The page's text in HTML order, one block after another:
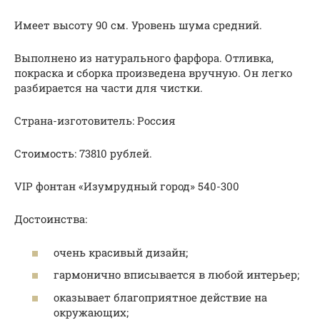
Имеет высоту 90 см. Уровень шума средний.
Выполнено из натурального фарфора. Отливка,
покраска и сборка произведена вручную. Он легко
разбирается на части для чистки.
Страна-изготовитель: Россия
Стоимость: 73810 рублей.
VIP фонтан «Изумрудный город» 540-300
Достоинства:
очень красивый дизайн;
гармонично вписывается в любой интерьер;
оказывает благоприятное действие на
окружающих;